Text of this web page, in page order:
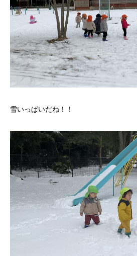
雪いっぱいだね！！